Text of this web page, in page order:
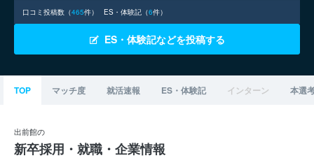
口コミ投稿数（465件） ES・体験記（6件）
ES・体験記などを投稿する
TOP マッチ度 就活速報 ES・体験記 インターン 本選
出前館の
新卒採用・就職・企業情報